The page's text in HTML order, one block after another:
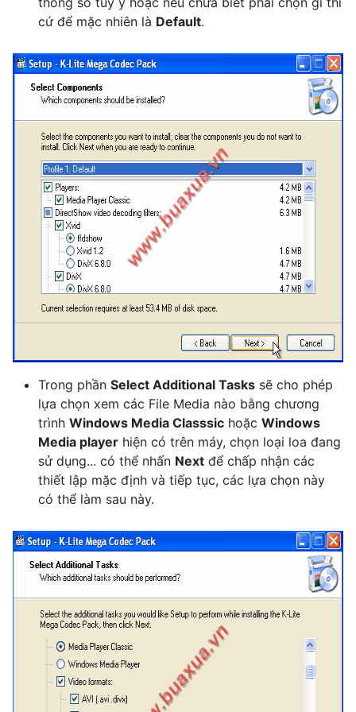
cứ để mặc nhiên là Default.
Trong phần Select Additional Tasks sẽ cho phép
lựa chọn xem các File Media nào bằng chương
trình Windows Media Classsic hoặc Windows
Media player hiện có trên máy, chọn loại loa đang
sử dụng... có thể nhấn Next để chấp nhận các
thiết lập mặc định và tiếp tục, các lựa chọn này
có thể làm sau này.